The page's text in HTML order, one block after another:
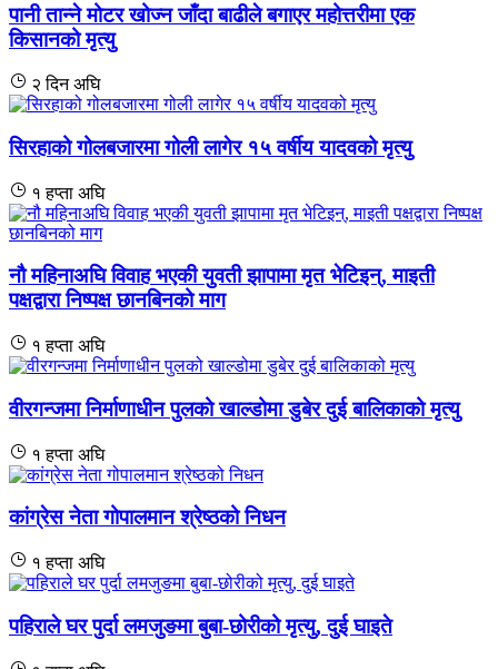
पानी तान्ने मोटर खोज्न जाँदा बाढीले बगाएर महोत्तरीमा एक
किसानको मृत्यु
२ दिन अघि
सिरहाको गोलबजारमा गोली लागेर १५ वर्षीय यादवको मृत्यु
१ हप्ता अघि
नौ महिनाअघि विवाह भएकी युवती झापामा मृत भेटिइन्, माइती
पक्षद्वारा निष्पक्ष छानबिनको माग
१ हप्ता अघि
वीरगन्जमा निर्माणाधीन पुलको खाल्डोमा डुबेर दुई बालिकाको मृत्यु
१ हप्ता अघि
कांग्रेस नेता गोपालमान श्रेष्ठको निधन
१ हप्ता अघि
पहिराले घर पुर्दा लमजुङमा बुबा-छोरीको मृत्यु, दुई घाइते